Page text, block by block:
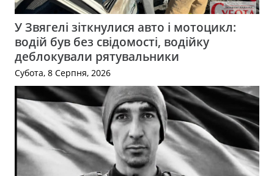
У Звягелі зіткнулися авто і мотоцикл:
водій був без свідомості, водійку
деблокували рятувальники
Субота, 8 Серпня, 2026